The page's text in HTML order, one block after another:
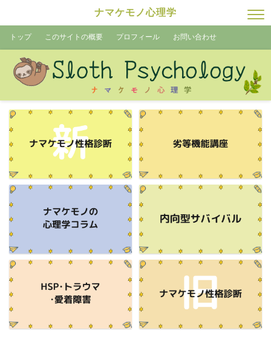
ナマケモノ心理学
トップ このサイトの概要 プロフィール お問い合わせ